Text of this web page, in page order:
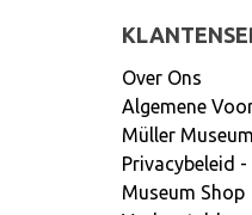
Over Ons
Algemene
Müller
Privacybeleid
Museum Shop